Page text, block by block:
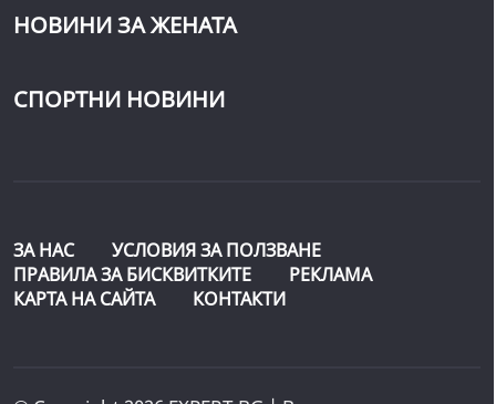
НОВИНИ ЗА ЖЕНАТА
СПОРТНИ НОВИНИ
ЗА НАС
УСЛОВИЯ ЗА ПОЛЗВАНЕ
ПРАВИЛА ЗА БИСКВИТКИТЕ
РЕКЛАМА
КАРТА НА САЙТА
КОНТАКТИ